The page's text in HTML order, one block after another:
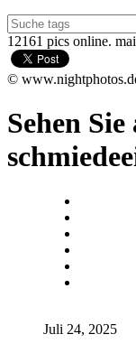
12161 pics online.
©
Sehen
Juli 24, 2025